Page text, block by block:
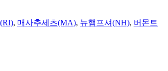
, 매사추세츠(MA), 뉴햄프셔(NH), 버몬트